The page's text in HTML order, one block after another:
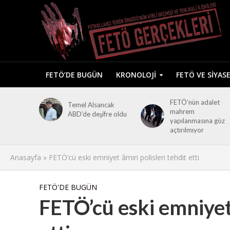
FETÖ’DE BUGÜN KRONOLOJI FETÖ VE
Temel Alsancak
ABD’de deşifre oldu
FETÖ’nün adalet
mahrem
yapılanmasına göz
açtırılmıyor
Anasayfa » FETÖ’cü eski emniyet âmiri polisleri tehdit etti
FETÖ'DE BUGÜN
FETÖ’cü eski